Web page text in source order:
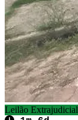
Leilão Extrajudicial